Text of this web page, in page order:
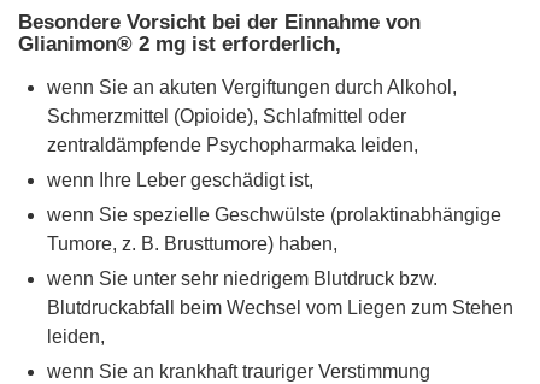
Besondere Vorsicht bei der Einnahme von
Glianimon® 2 mg ist erforderlich,
wenn Sie an akuten Vergiftungen durch Alkohol,
Schmerzmittel (Opioide), Schlafmittel oder
zentraldämpfende Psychopharmaka leiden,
wenn Ihre Leber geschädigt ist,
wenn Sie spezielle Geschwülste (prolaktinabhängige
Tumore, z. B. Brusttumore) haben,
wenn Sie unter sehr niedrigem Blutdruck bzw.
Blutdruckabfall beim Wechsel vom Liegen zum Stehen
leiden,
wenn Sie an krankhaft trauriger Verstimmung